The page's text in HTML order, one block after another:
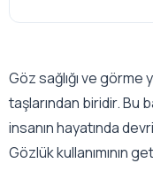
Göz sağlığı ve
taşlarından biridir. Bu
insanın hayatında
Gözlük kullanımının